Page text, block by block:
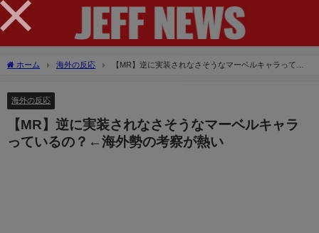
ホーム 海外の反応
【MR】逆に実装されなさそうなマーベルキャラってい
海外の反応
【MR】逆に実装されなさそうなマーベルキャラ
っているの？←海外勢の考察が熱い
×